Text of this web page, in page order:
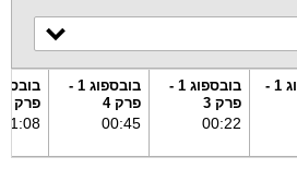
בובספוג 1 -
בובספוג 1 -
פרק 3
00:22
בובספוג 1 -
פרק 4
00:45
פרק 5
01 :08